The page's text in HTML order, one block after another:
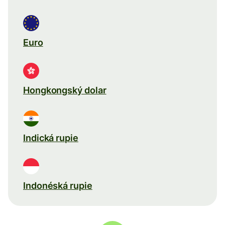
Euro
Hongkongský dolar
Indická rupie
Indonéská rupie